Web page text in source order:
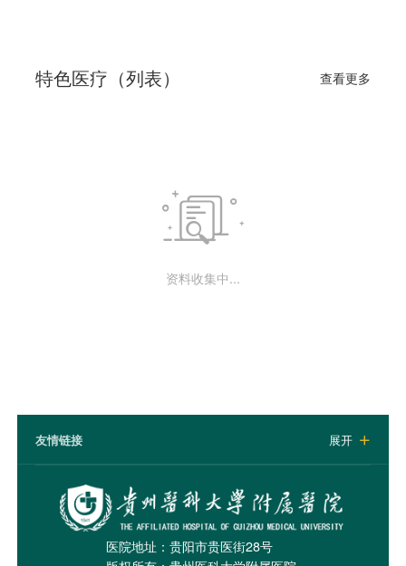
特色医疗（列表） 查看更多

资料收集中...
友情链接 展开 
医院地址：贵阳市贵医街28号